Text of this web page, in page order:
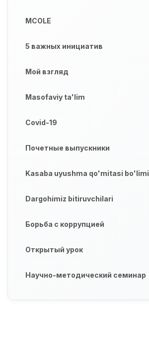
MCOLE
5 важных инициатив
Мой взгляд
Masofaviy ta'lim
Covid-19
Почетные выпускники
Kasaba uyushma qo'mitasi bo'limi
Dargohimiz bitiruvchilari
Борьба с коррупцией
Открытый урок
Научно-методический семинар